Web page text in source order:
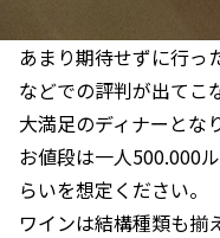
あまり期待せずに行っ
などでの評判が出てこ
大満足のディナーとな
お値段は一人500.000
らいを想定ください。
ワインは結構種類も揃